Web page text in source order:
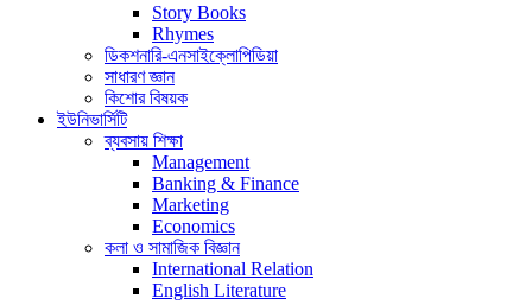
Story Books
Rhymes
ডিকশনারি-এনসাইক্লোপিডিয়া
সাধারণ জ্ঞান
কিশোর বিষয়ক
ইউনিভার্সিটি
ব্যবসায় শিক্ষা
Management
Banking & Finance
Marketing
Economics
কলা ও সামাজিক বিজ্ঞান
International Relation
English Literature